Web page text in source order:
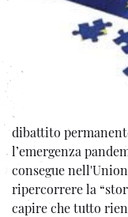
dibattito
l’emergenza
consegue
ripercorrere la
capire che tutto